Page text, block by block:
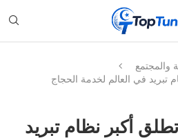
والمجتمع
تبريد في العالم لخدمة الحجاج
أكبر نظام تبريد